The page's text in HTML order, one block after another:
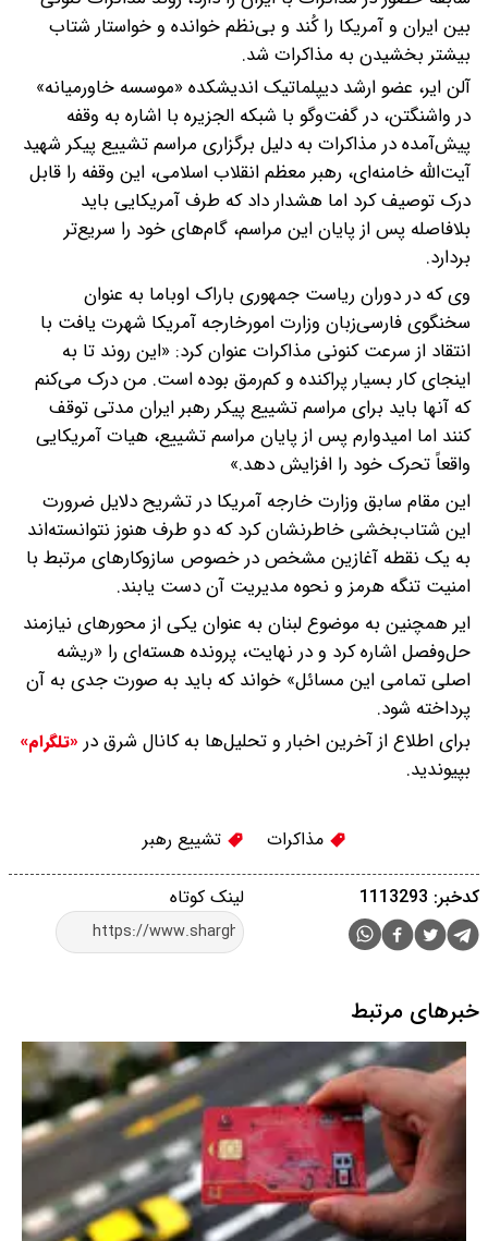
بین ایران و آمریکا را کُند و بی‌نظم خوانده و خواستار شتاب
بیشتر بخشیدن به مذاکرات شد.
آلن ایر، عضو ارشد دیپلماتیک اندیشکده «موسسه خاورمیانه»
در واشنگتن، در گفت‌وگو با شبکه الجزیره با اشاره به وقفه
پیش‌آمده در مذاکرات به دلیل برگزاری مراسم تشییع پیکر شهید
آیت‌الله خامنه‌ای، رهبر معظم انقلاب اسلامی، این وقفه را قابل
درک توصیف کرد اما هشدار داد که طرف آمریکایی باید
بلافاصله پس از پایان این مراسم، گام‌های خود را سریع‌تر
بردارد.
وی که در دوران ریاست جمهوری باراک اوباما به عنوان
سخنگوی فارسی‌زبان وزارت امورخارجه آمریکا شهرت یافت با
انتقاد از سرعت کنونی مذاکرات عنوان کرد: «این روند تا به
اینجای کار بسیار پراکنده و کم‌رمق بوده است. من درک می‌کنم
که آنها باید برای مراسم تشییع پیکر رهبر ایران مدتی توقف
کنند اما امیدوارم پس از پایان مراسم تشییع، هیات آمریکایی
واقعاً تحرک خود را افزایش دهد.»
این مقام سابق وزارت خارجه آمریکا در تشریح دلایل ضرورت
این شتاب‌بخشی خاطرنشان کرد که دو طرف هنوز نتوانسته‌اند
به یک نقطه آغازین مشخص در خصوص سازوکارهای مرتبط با
امنیت تنگه‌ هرمز و نحوه مدیریت آن دست یابند.
ایر همچنین به موضوع لبنان به عنوان یکی از محورهای نیازمند
حل‌وفصل اشاره کرد و در نهایت، پرونده هسته‌ای را «ریشه
اصلی تمامی این مسائل» خواند که باید به صورت جدی به آن
پرداخته شود.
برای اطلاع از آخرین اخبار و تحلیل‌ها به کانال شرق در «تلگرام»
بپیوندید.
مذاکرات تشییع رهبر
لینک کوتاه کدخبر: 1113293
خبرهای مرتبط